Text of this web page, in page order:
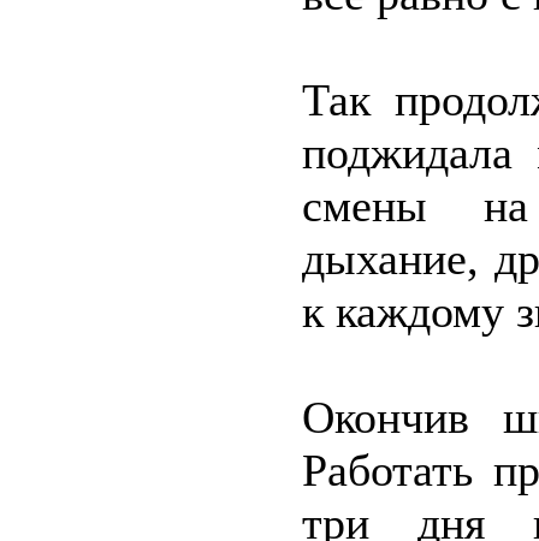
Так
смены на
дыхание,
к каждому
Окончив
Работать
три дня